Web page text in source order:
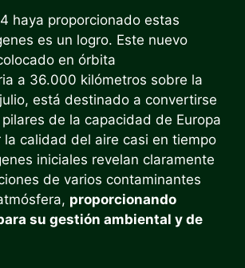
haya proporcionado estas
es un logro. Este nuevo
en órbita
a 36.000 kilómetros sobre la
está destinado a convertirse
de la capacidad de Europa
la calidad del aire casi en tiempo
iniciales revelan claramente
de varios contaminantes
proporcionando
su gestión ambiental y de